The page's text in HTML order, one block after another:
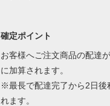
確定ポイント
お客様へご注文商品の配達
に加算されます。
※最長で配達完了から2日後
れます。